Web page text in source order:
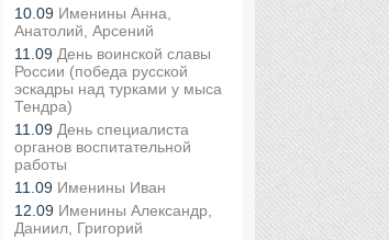
10.09 Именины Анна,
Анатолий, Арсений
11.09 День воинской славы
России (победа русской
эскадры над турками у мыса
Тендра)
11.09 День специалиста
органов воспитательной
работы
11.09 Именины Иван
12.09 Именины Александр,
Даниил, Григорий